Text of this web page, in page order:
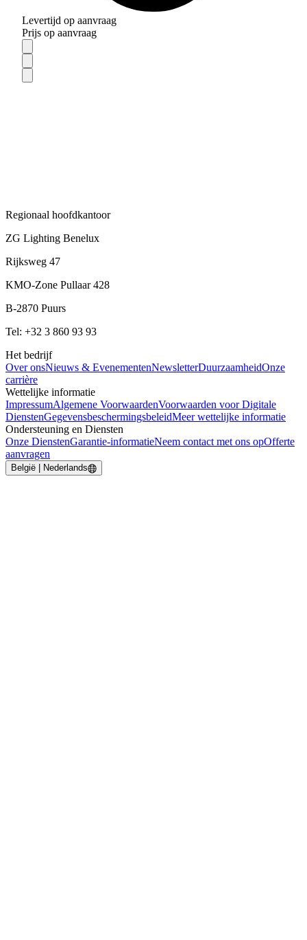
Levertijd op aanvraag
Prijs op aanvraag
Regionaal hoofdkantoor
ZG Lighting Benelux
Rijksweg 47
KMO-Zone Pullaar 428
B-2870 Puurs
Tel: +32 3 860 93 93
Het bedrijf
Over onsNieuws & EvenementenNewsletterDuurzaamheidOnze
carrière
Wettelijke informatie
ImpressumAlgemene VoorwaardenVoorwaarden voor Digitale
DienstenGegevensbeschermingsbeleidMeer wettelijke informatie
Ondersteuning en Diensten
Onze DienstenGarantie-informatieNeem contact met ons opOfferte
aanvragen
België | Nederlands